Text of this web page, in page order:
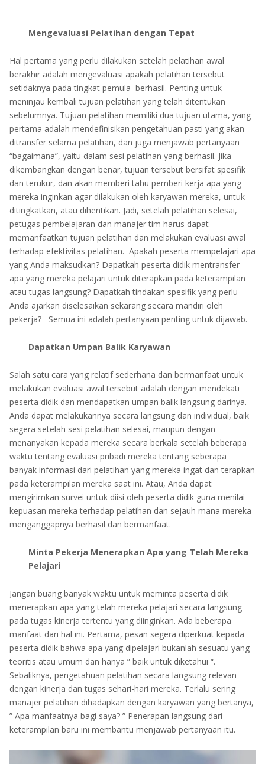
Mengevaluasi Pelatihan dengan Tepat
Hal pertama yang perlu dilakukan setelah pelatihan awal
berakhir adalah mengevaluasi apakah pelatihan tersebut
setidaknya pada tingkat pemula berhasil. Penting untuk
meninjau kembali tujuan pelatihan yang telah ditentukan
sebelumnya. Tujuan pelatihan memiliki dua tujuan utama, yang
pertama adalah mendefinisikan pengetahuan pasti yang akan
ditransfer selama pelatihan, dan juga menjawab pertanyaan
“bagaimana”, yaitu dalam sesi pelatihan yang berhasil. Jika
dikembangkan dengan benar, tujuan tersebut bersifat spesifik
dan terukur, dan akan memberi tahu pemberi kerja apa yang
mereka inginkan agar dilakukan oleh karyawan mereka, untuk
ditingkatkan, atau dihentikan. Jadi, setelah pelatihan selesai,
petugas pembelajaran dan manajer tim harus dapat
memanfaatkan tujuan pelatihan dan melakukan evaluasi awal
terhadap efektivitas pelatihan. Apakah peserta mempelajari apa
yang Anda maksudkan? Dapatkah peserta didik mentransfer
apa yang mereka pelajari untuk diterapkan pada keterampilan
atau tugas langsung? Dapatkah tindakan spesifik yang perlu
Anda ajarkan diselesaikan sekarang secara mandiri oleh
pekerja? Semua ini adalah pertanyaan penting untuk dijawab.
Dapatkan Umpan Balik Karyawan
Salah satu cara yang relatif sederhana dan bermanfaat untuk
melakukan evaluasi awal tersebut adalah dengan mendekati
peserta didik dan mendapatkan umpan balik langsung darinya.
Anda dapat melakukannya secara langsung dan individual, baik
segera setelah sesi pelatihan selesai, maupun dengan
menanyakan kepada mereka secara berkala setelah beberapa
waktu tentang evaluasi pribadi mereka tentang seberapa
banyak informasi dari pelatihan yang mereka ingat dan terapkan
pada keterampilan mereka saat ini. Atau, Anda dapat
mengirimkan survei untuk diisi oleh peserta didik guna menilai
kepuasan mereka terhadap pelatihan dan sejauh mana mereka
menganggapnya berhasil dan bermanfaat.
Minta Pekerja Menerapkan Apa yang Telah Mereka
Pelajari
Jangan buang banyak waktu untuk meminta peserta didik
menerapkan apa yang telah mereka pelajari secara langsung
pada tugas kinerja tertentu yang diinginkan. Ada beberapa
manfaat dari hal ini. Pertama, pesan segera diperkuat kepada
peserta didik bahwa apa yang dipelajari bukanlah sesuatu yang
teoritis atau umum dan hanya ” baik untuk diketahui “.
Sebaliknya, pengetahuan pelatihan secara langsung relevan
dengan kinerja dan tugas sehari-hari mereka. Terlalu sering
manajer pelatihan dihadapkan dengan karyawan yang bertanya,
” Apa manfaatnya bagi saya? ” Penerapan langsung dari
keterampilan baru ini membantu menjawab pertanyaan itu.